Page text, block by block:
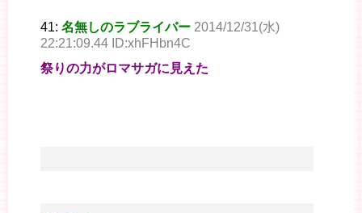
41: 名無しのラブライバー 2014/12/31(水)
22:21:09.44 ID:xhFHbn4C
祭りの力がロマサガに見えた